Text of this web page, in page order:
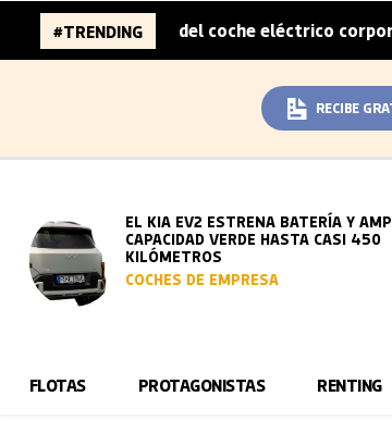
#TRENDINGdel coche eléctrico corporativo |
RECIBE
EL KIA EV2 ESTRENA BATERÍA Y
CAPACIDAD VERDE HASTA CASI 450
KILÓMETROS
COCHES DE EMPRESA
FLOTAS PROTAGONISTAS RENTING